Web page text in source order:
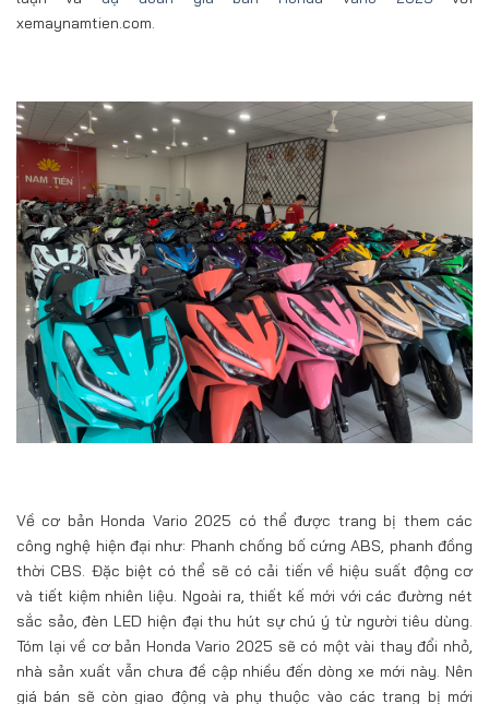
xemaynamtien.com.
Về cơ bản Honda Vario 2025 có thể được trang bị them các
công nghệ hiện đại như: Phanh chống bố cứng ABS, phanh đồng
thời CBS. Đặc biệt có thể sẽ có cải tiến về hiệu suất động cơ
và tiết kiệm nhiên liệu. Ngoài ra, thiết kế mới với các đường nét
sắc sảo, đèn LED hiện đại thu hút sự chú ý từ người tiêu dùng.
Tóm lại về cơ bản Honda Vario 2025 sẽ có một vài thay đổi nhỏ,
nhà sản xuất vẫn chưa đề cập nhiều đến dòng xe mới này. Nên
giá bán sẽ còn giao động và phụ thuộc vào các trang bị mới